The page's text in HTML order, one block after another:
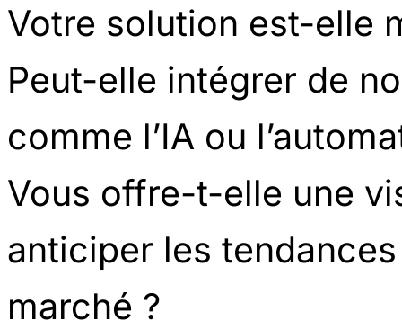
Votre solution est-elle
Peut-elle intégrer de
comme l’IA ou
Vous offre-t-elle une
anticiper les
marché ?